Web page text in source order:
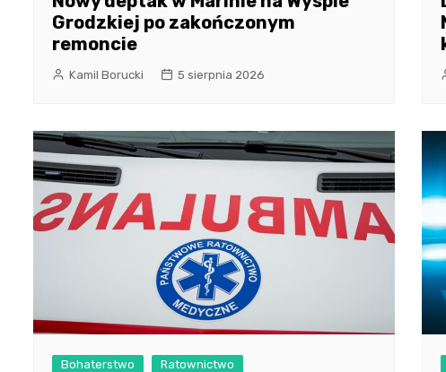
Grodzkiej po zakończonym
remoncie
Kamil Borucki 5 sierpnia 2026
Bohaterstwo Ratownictwo